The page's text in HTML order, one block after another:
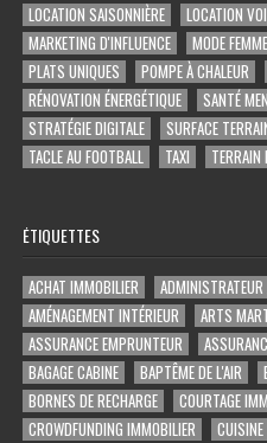
LOCATION SAISONNIÈRE
LOCATION
MARKETING D'INFLUENCE
MODE FEMME
PLATS UNIQUES
POMPE À CHALEUR
RÉNOVATION ÉNERGÉTIQUE
SANTÉ
STRATÉGIE DIGITALE
SURFACE
TACLE AU FOOTBALL
TAXI TERRAIN
ÉTIQUETTES
ACHAT IMMOBILIER
AMÉNAGEMENT INTÉRIEUR
ARTS
ASSURANCE EMPRUNTEUR
BAGAGE CABINE
BAPTÊME DE L'AIR
BORNES DE RECHARGE
COURTAGE
CROWDFUNDING IMMOBILIER